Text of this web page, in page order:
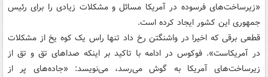
«زیرساخت‌های فرسوده در آمریکا مسائل و مشکلات زیادی را برای رئیس
جمهوری این کشور ایجاد کرده است.
قطعی برقی که اخیرا در واشنگتن رخ داد تنها راس یک کوه یخ از مشکلات
در آمریکاست». فوکوس در ادامه با تاکید بر اینکه صداهای تق و تق از
زیرساخت‌های آمریکا به گوش می‌رسد، می‌نویسد: «جاده‌های پر از